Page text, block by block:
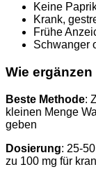
Keine
Krank,
Frühe
Schwanger
Wie ergänzen
Beste Methode:
kleinen Menge
geben
Dosierung: 25-
zu 100 mg für